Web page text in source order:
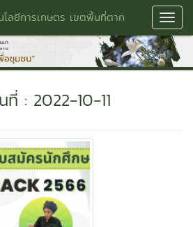
โลยีการเกษตร เขตพื้นที่ตาก
ที่ : 2022-10-11